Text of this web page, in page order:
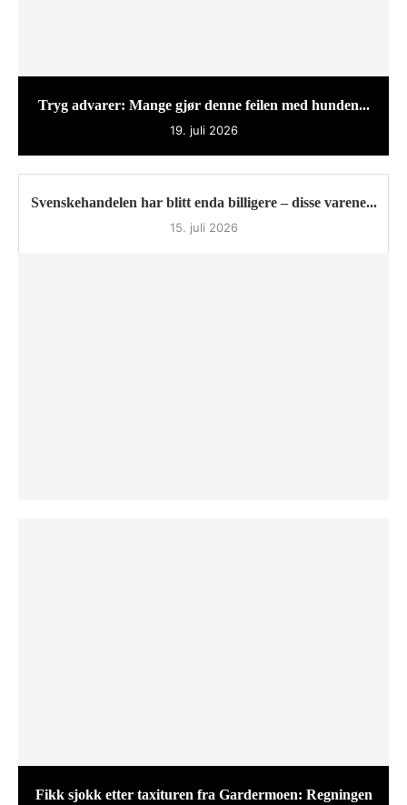
Tryg advarer: Mange gjør denne feilen med hunden...
19. juli 2026
Svenskehandelen har blitt enda billigere – disse varene...
15. juli 2026
Fikk sjokk etter taxituren fra Gardermoen: Regningen